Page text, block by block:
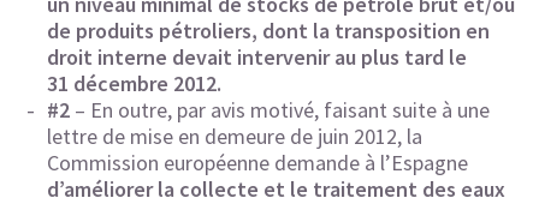
de produits pétroliers, dont la transposition en
droit interne devait intervenir au plus tard le
31 décembre 2012.
#2 – En outre, par avis motivé, faisant suite à une
lettre de mise en demeure de juin 2012, la
Commission européenne demande à l’Espagne
d’améliorer la collecte et le traitement des eaux